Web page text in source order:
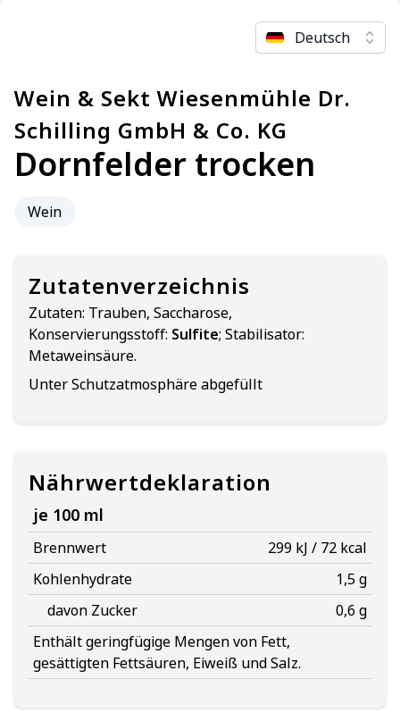
Deutsch
Wein & Sekt Wiesenmühle Dr.
Schilling GmbH & Co. KG
Dornfelder trocken
Wein
Zutatenverzeichnis
Zutaten: Trauben, Saccharose,
Konservierungsstoff: Sulfite; Stabilisator:
Metaweinsäure.
Unter Schutzatmosphäre abgefüllt
Nährwertdeklaration
je 100 ml
Brennwert
299 kJ / 72 kcal
Kohlenhydrate
1,5 g
davon Zucker
0,6 g
Enthält geringfügige Mengen von Fett,
gesättigten Fettsäuren, Eiweiß und Salz.